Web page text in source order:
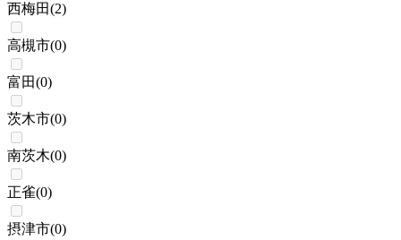
西梅田(2)
高槻市(0)
富田(0)
茨木市(0)
南茨木(0)
正雀(0)
摂津市(0)